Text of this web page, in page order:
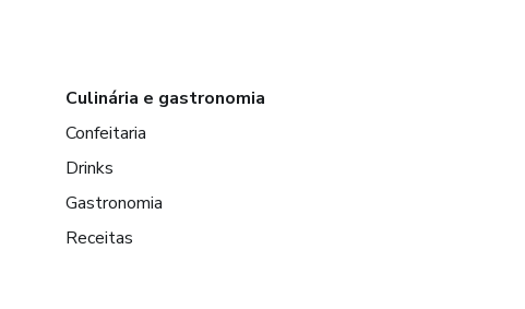
Culinária e gastronomia
Confeitaria
Drinks
Gastronomia
Receitas